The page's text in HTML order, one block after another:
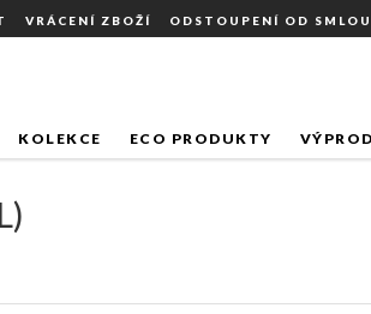
VRÁCENÍ ZBOŽÍ ODSTOUPENÍ OD
KOLEKCE ECO PRODUKTY